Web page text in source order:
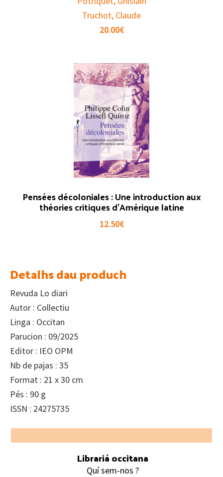
Truchot, Claude
20.00€
Pensées décoloniales : Une introduction aux
théories critiques d’Amérique latine
12.50€
Detalhs dau produch
Revuda Lo diari
Autor : Collectiu
Linga : Occitan
Parucion : 09/2025
Editor : IEO OPM
Nb de pajas : 35
Format : 21 x 30 cm
Pés : 90 g
ISSN : 24275735
Footer
Librariá occitana
Quí sem-nos ?